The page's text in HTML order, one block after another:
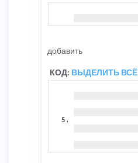
добавить
КОД: ВЫДЕЛИТЬ ВСЁ